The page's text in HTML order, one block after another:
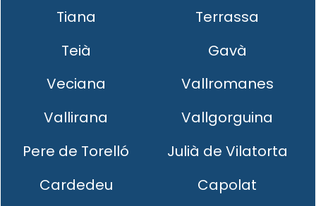
Tiana
Terrassa
Teià
Gavà
Veciana
Vallromanes
Vallirana
Vallgorguina
Pere de Torelló
Julià de Vilatorta
Cardedeu
Capolat